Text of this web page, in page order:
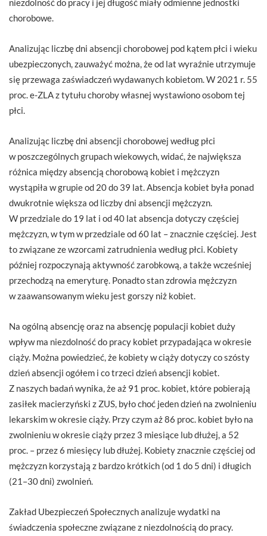
chorobowe.
Analizując liczbę dni absencji chorobowej pod kątem płci i wieku
ubezpieczonych, zauważyć można, że od lat wyraźnie utrzymuje
się przewaga zaświadczeń wydawanych kobietom. W 2021 r. 55
proc. e-ZLA z tytułu choroby własnej wystawiono osobom tej
płci.
Analizując liczbę dni absencji chorobowej według płci
w poszczególnych grupach wiekowych, widać, że największa
różnica między absencją chorobową kobiet i mężczyzn
wystąpiła w grupie od 20 do 39 lat. Absencja kobiet była ponad
dwukrotnie większa od liczby dni absencji mężczyzn.
W przedziale do 19 lat i od 40 lat absencja dotyczy częściej
mężczyzn, w tym w przedziale od 60 lat – znacznie częściej. Jest
to związane ze wzorcami zatrudnienia według płci. Kobiety
później rozpoczynają aktywność zarobkową, a także wcześniej
przechodzą na emeryturę. Ponadto stan zdrowia mężczyzn
w zaawansowanym wieku jest gorszy niż kobiet.
Na ogólną absencję oraz na absencję populacji kobiet duży
wpływ ma niezdolność do pracy kobiet przypadająca w okresie
ciąży. Można powiedzieć, że kobiety w ciąży dotyczy co szósty
dzień absencji ogółem i co trzeci dzień absencji kobiet.
Z naszych badań wynika, że aż 91 proc. kobiet, które pobierają
zasiłek macierzyński z ZUS, było choć jeden dzień na zwolnieniu
lekarskim w okresie ciąży. Przy czym aż 86 proc. kobiet było na
zwolnieniu w okresie ciąży przez 3 miesiące lub dłużej, a 52
proc. – przez 6 miesięcy lub dłużej. Kobiety znacznie częściej od
mężczyzn korzystają z bardzo krótkich (od 1 do 5 dni) i długich
(21–30 dni) zwolnień.
Zakład Ubezpieczeń Społecznych analizuje wydatki na
świadczenia społeczne związane z niezdolnością do pracy.